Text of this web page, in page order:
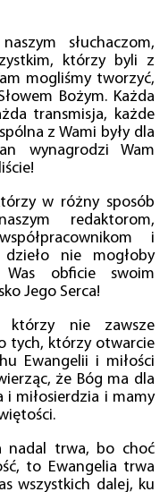
słuchaczom,
którzy byli z
mogliśmy tworzyć,
Bożym. Każda
transmisja, każde
z Wami były dla
wynagrodzi Wam
w różny sposób
redaktorom,
i
nie mogłoby
obficie swoim
Jego Serca!
którzy nie zawsze
tych, którzy otwarcie
Ewangelii i miłości
że Bóg ma dla
i miłosierdzia i mamy
nadal trwa, bo choć
to Ewangelia trwa
wszystkich dalej, ku